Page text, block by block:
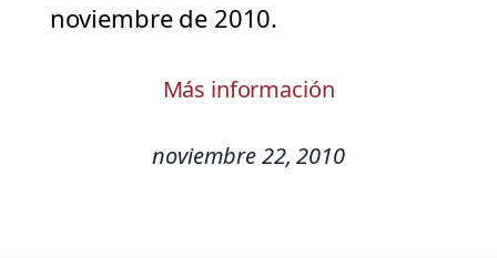
noviembre de 2010.
Más información
noviembre 22, 2010